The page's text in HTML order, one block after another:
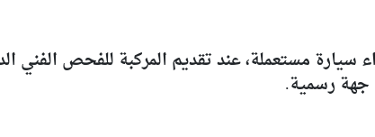
سيارة مستعملة، عند تقديم المركبة للفحص الفني
جهة رسمية.